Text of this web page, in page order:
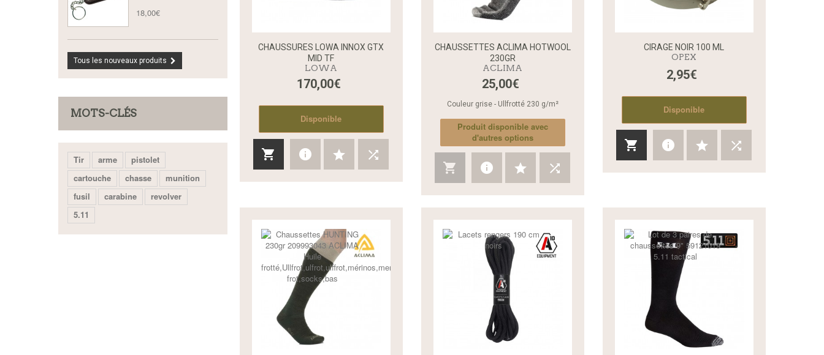
CHAUSSURES LOWA INNOX GTX
MID TF
LOWA
170,00€
Disponible
CHAUSSETTES ACLIMA HOTWOOL
230GR
ACLIMA
25,00€
Couleur grise - Ullfrotté 230 g/m²
Produit disponible avec
d'autres options
CIRAGE NOIR 100 ML
OPEX
2,95€
Disponible
18,00€
Tous les nouveaux produits
MOTS-CLÉS
Tir arme
pistolet
cartouche
chasse
munition
fusil
carabine
revolver
5.11